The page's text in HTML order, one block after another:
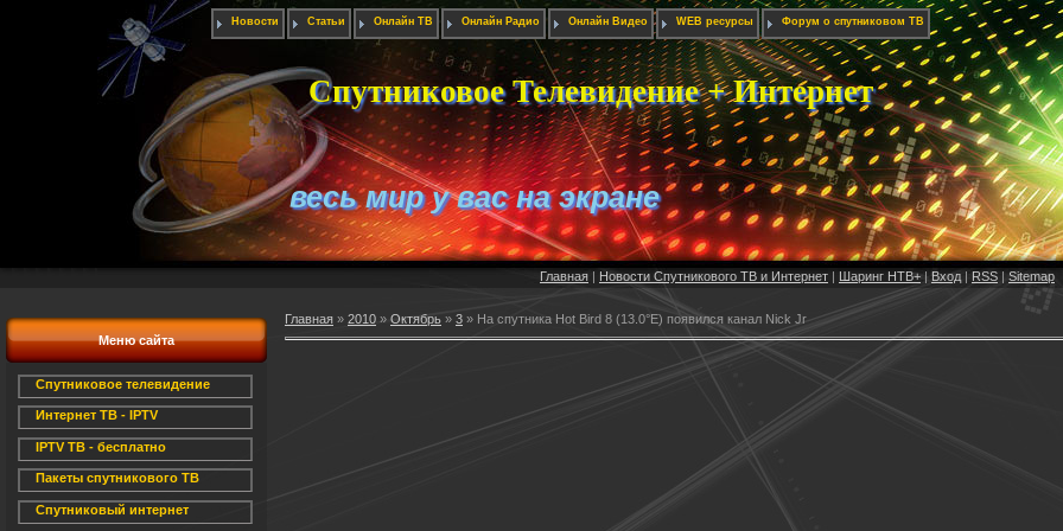
Новости Статьи Онлайн ТВ Онлайн Радио Онлайн Видео WEB ресурсы Форум о спутниковом ТВ
Спутниковое Телевидение + Интернет
весь мир у вас на экране
Главная | Новости Спутникового ТВ и Интернет | Шаринг НТВ+| Вход | RSS | Sitemap
Меню сайта
Спутниковое телевидение
Интернет ТВ - IPTV
IPTV ТВ - бесплатно
Пакеты спутникового ТВ
Спутниковый интернет
Главная » 2010 » Октябрь » 3 » На спутника Hot Bird 8 (13.0°E) появился канал Nick Jr